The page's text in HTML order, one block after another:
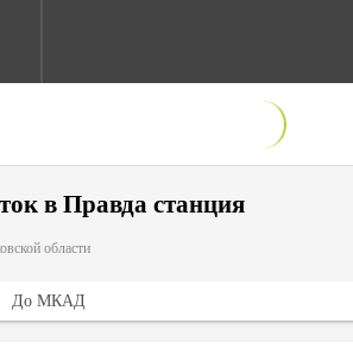
в Правда станция
области
До МКАД